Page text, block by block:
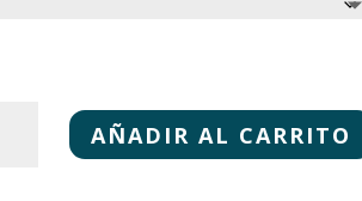
AÑADIR AL CARRITO